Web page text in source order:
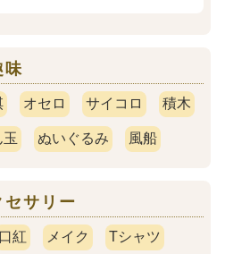
味
オセロ サイコロ 積木
玉 ぬいぐるみ 風船
セサリー
口紅 メイク Tシャツ